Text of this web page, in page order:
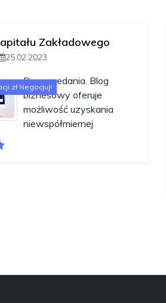
Zakładowego
25.02.2023
zł Negocjuj!
Do sprzedania. Blog
biznesowy oferuje
możliwość uzyskania
niewspółmiernej